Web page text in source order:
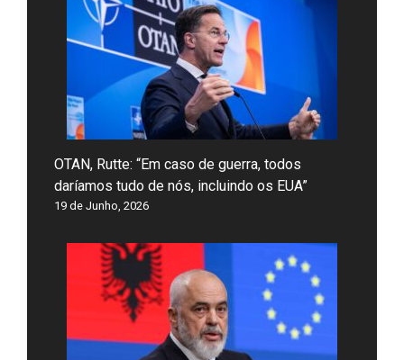
OTAN, Rutte: “Em caso de guerra, todos
daríamos tudo de nós, incluindo os EUA”
19 de Junho, 2026